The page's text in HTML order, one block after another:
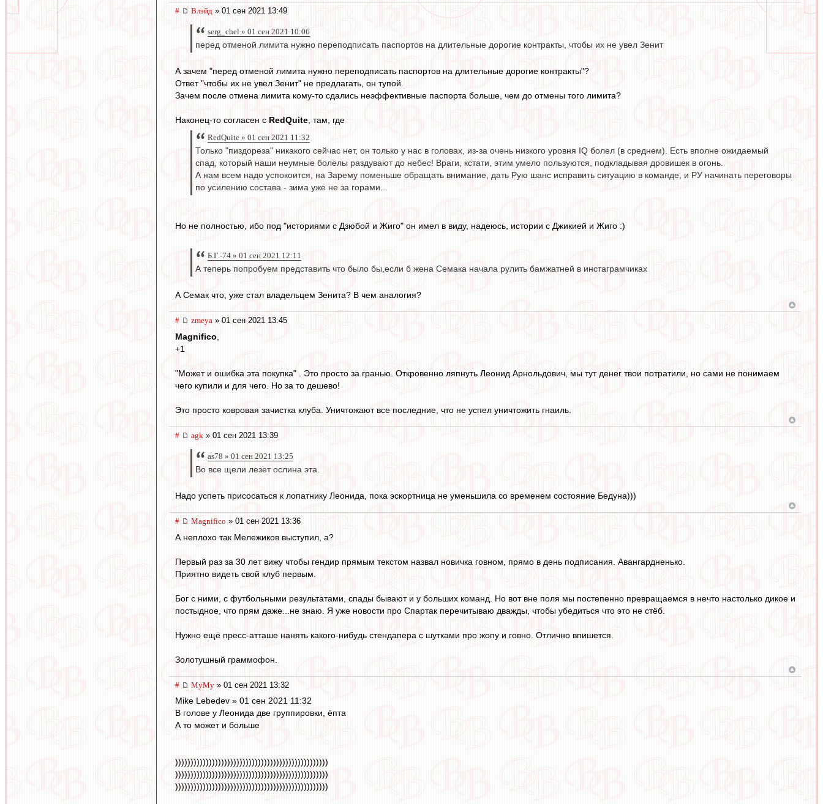
# Влэйд » 01 сен 2021 13:49
serg_chel » 01 сен 2021 10:06
перед отменой лимита нужно переподписать паспортов на длительные дорогие контракты, чтобы их не увел Зенит
А зачем "перед отменой лимита нужно переподписать паспортов на длительные дорогие контракты"?
Ответ "чтобы их не увел Зенит" не предлагать, он тупой.
Зачем после отмена лимита кому-то сдались неэффективные паспорта больше, чем до отмены того лимита?
Наконец-то согласен с RedQuite, там, где
RedQuite » 01 сен 2021 11:32
Только "пиздореза" никакого сейчас нет, он только у нас в головах, из-за очень низкого уровня IQ болел (в среднем). Есть вполне ожидаемый
спад, который наши неумные болелы раздувают до небес! Враги, кстати, этим умело пользуются, подкладывая дровишек в огонь.
А нам всем надо успокоится, на Зарему поменьше обращать внимание, дать Рую шанс исправить ситуацию в команде, и РУ начинать переговоры
по усилению состава - зима уже не за горами...
Но не полностью, ибо под "историями с Дзюбой и Жиго" он имел в виду, надеюсь, истории с Джикией и Жиго :)
Б.Г.-74 » 01 сен 2021 12:11
А теперь попробуем представить что было бы,если б жена Семака начала рулить бамжатней в инстаграмчиках
А Семак что, уже стал владельцем Зенита? В чем аналогия?
# zmeya » 01 сен 2021 13:45
Magnifico
+1
"Может и ошибка эта покупка" . Это просто за гранью. Откровенно ляпнуть Леонид Арнольдович, мы тут денег твои потратили, но сами не понимаем
чего купили и для чего. Но за то дешево!
Это просто ковровая зачистка клуба. Уничтожают все последние, что не успел уничтожить гнаиль.
# agk » 01 сен 2021 13:39
as78 » 01 сен 2021 13:25
Во все щели лезет ослина эта.
Надо успеть присосаться к лопатнику Леонида, пока эскортница не уменьшила со временем состояние Бедуна)))
# Magnifico » 01 сен 2021 13:36
А неплохо так Мележиков выступил, а?
Первый раз за 30 лет вижу чтобы гендир прямым текстом назвал новичка говном, прямо в день подписания. Авангардненько.
Приятно видеть свой клуб первым.
Бог с ними, с футбольными результатами, спады бывают и у больших команд. Но вот вне поля мы постепенно превращаемся в нечто настолько дикое и
постыдное, что прям даже...не знаю. Я уже новости про Спартак перечитываю дважды, чтобы убедиться что это не стёб.
Нужно ещё пресс-атташе нанять какого-нибудь стендапера с шутками про жопу и говно. Отлично впишется.
Золотушный граммофон.
# МуМу » 01 сен 2021 13:32
Mike Lebedev » 01 сен 2021 11:32
В голове у Леонида две группировки, ёпта
А то может и больше
))))))))))))))))))))))))))))))))))))))))))))))))))
))))))))))))))))))))))))))))))))))))))))))))))))))
))))))))))))))))))))))))))))))))))))))))))))))))))